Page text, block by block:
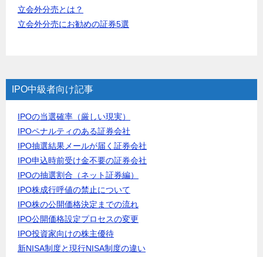
立会外分売とは？
立会外分売にお勧めの証券5選
IPO中級者向け記事
IPOの当選確率（厳しい現実）
IPOペナルティのある証券会社
IPO抽選結果メールが届く証券会社
IPO申込時前受け金不要の証券会社
IPOの抽選割合（ネット証券編）
IPO株成行呼値の禁止について
IPO株の公開価格決定までの流れ
IPO公開価格設定プロセスの変更
IPO投資家向けの株主優待
新NISA制度と現行NISA制度の違い